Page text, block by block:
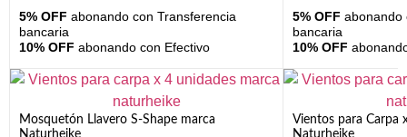
5% OFF abonando con Transferencia
bancaria
10% OFF abonando con Efectivo
5% OFF abonando
bancaria
10% OFF
Mosquetón Llavero S-Shape marca
Naturheike
Vientos para Carpa
Naturheike